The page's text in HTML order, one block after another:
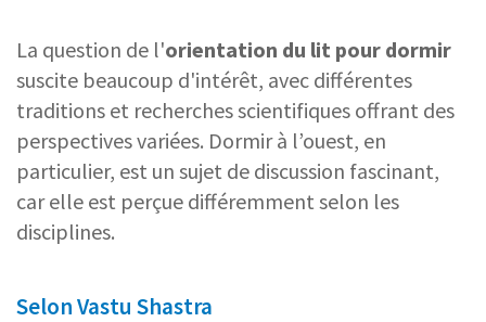
La question de l'orientation du lit pour dormir
suscite beaucoup d'intérêt, avec différentes
traditions et recherches scientifiques offrant des
perspectives variées. Dormir à l’ouest, en
particulier, est un sujet de discussion fascinant,
car elle est perçue différemment selon les
disciplines.
Selon Vastu Shastra